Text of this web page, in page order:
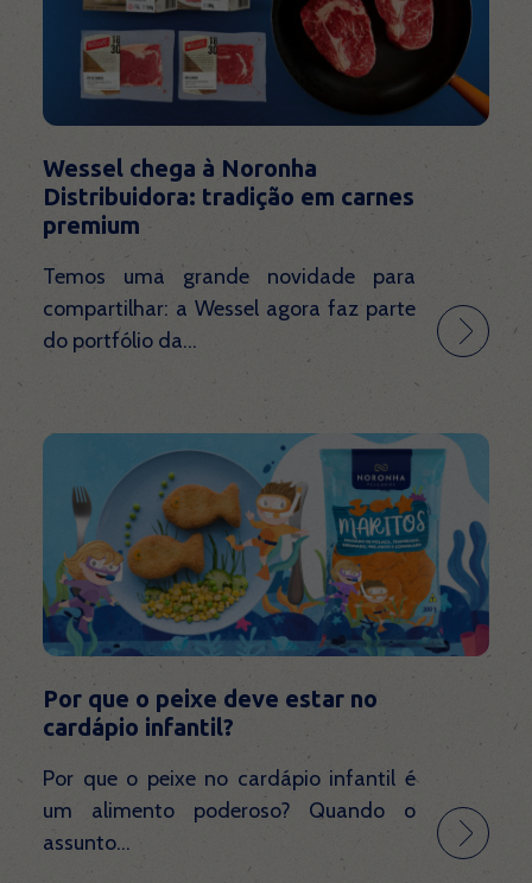
Wessel chega à Noronha
Distribuidora: tradição em carnes
premium
Temos uma grande novidade para
compartilhar: a Wessel agora faz parte
do portfólio da...
Por que o peixe deve estar no
cardápio infantil?
Por que o peixe no cardápio infantil é
um alimento poderoso? Quando o
assunto...